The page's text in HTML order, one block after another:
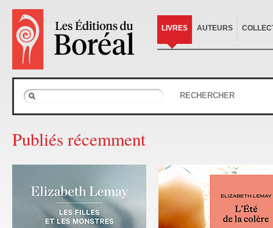
LIVRES AUTEURS
RECHERCHER
Publiés récemment